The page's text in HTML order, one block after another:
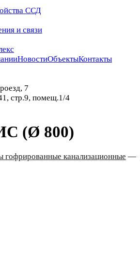
ССД
и связи
НовостиОбъектыКонтакты
7
стр.9, помещ.1/4
(Ø 800)
гофрированные канализационные —